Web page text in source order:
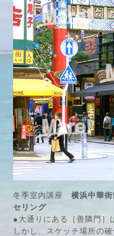
冬季室内講座 横浜中華
セリング
●大通りにある［善隣門］
しかし、スケッチ場所の